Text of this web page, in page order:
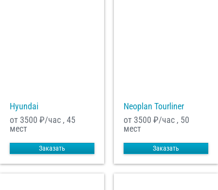
Hyundai
от 3500 ₽/час , 45
мест
Заказать
Neoplan Tourliner
от 3500 ₽/час , 50
мест
Заказать